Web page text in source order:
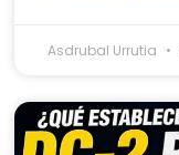
Asdrubal Urrutia